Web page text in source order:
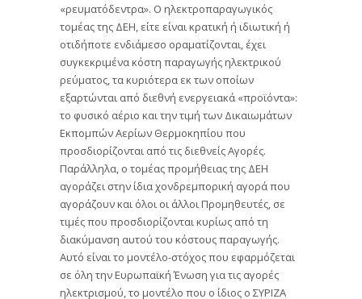
«ρευματόδεντρα». Ο ηλεκτροπαραγωγικός
τομέας της ΔΕΗ, είτε είναι κρατική ή ιδιωτική ή
οτιδήποτε ενδιάμεσο οραματίζονται, έχει
συγκεκριμένα κόστη παραγωγής ηλεκτρικού
ρεύματος, τα κυριότερα εκ των οποίων
εξαρτώνται από διεθνή ενεργειακά «προϊόντα»:
το φυσικό αέριο και την τιμή των Δικαιωμάτων
Εκπομπών Αερίων Θερμοκηπίου που
προσδιορίζονται από τις διεθνείς Αγορές.
Παράλληλα, ο τομέας προμήθειας της ΔΕΗ
αγοράζει στην ίδια χονδρεμπορική αγορά που
αγοράζουν και όλοι οι άλλοι Προμηθευτές, σε
τιμές που προσδιορίζονται κυρίως από τη
διακύμανση αυτού του κόστους παραγωγής.
Αυτό είναι το μοντέλο-στόχος που εφαρμόζεται
σε όλη την Ευρωπαϊκή Ένωση για τις αγορές
ηλεκτρισμού, το μοντέλο που ο ίδιος ο ΣΥΡΙΖΑ